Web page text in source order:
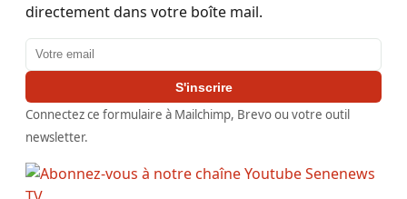
directement dans votre boîte mail.
Adresse email
S'inscrire
Connectez ce formulaire à Mailchimp, Brevo ou votre outil
newsletter.